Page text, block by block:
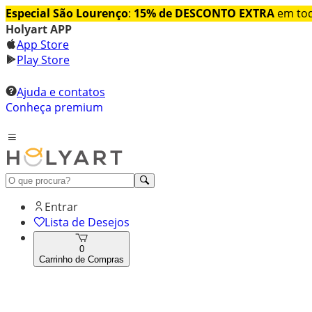
Especial São Lourenço: 15% de DESCONTO EXTRA em
Holyart APP
App Store
Play Store
Ajuda e contatos
Conheça premium
Entrar
Lista de Desejos
0
Carrinho de Compras